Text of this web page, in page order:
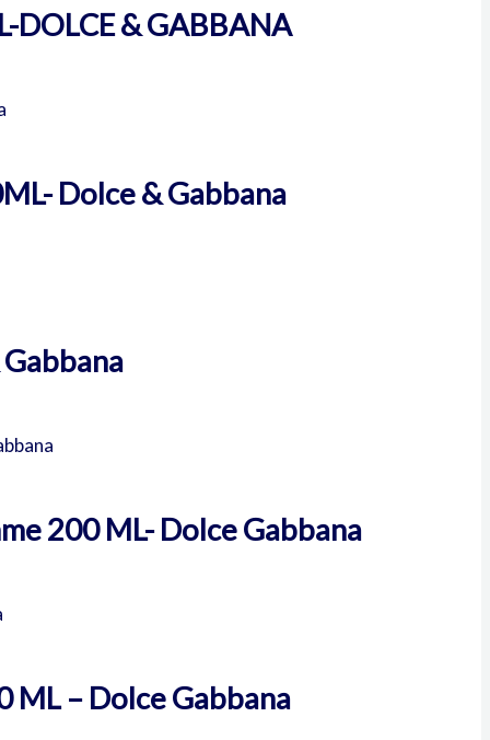
DOLCE & GABBANA
Dolce & Gabbana
200 ML- Dolce Gabbana
ML – Dolce Gabbana